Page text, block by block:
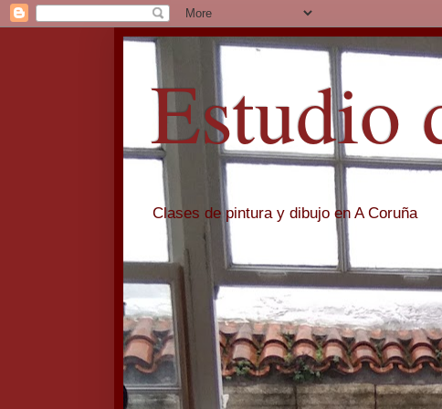
Estudio
Clases de pintura y dibujo en A Coruña